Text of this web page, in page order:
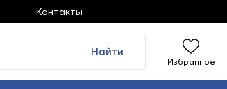
Контакты
Найти
Избранное